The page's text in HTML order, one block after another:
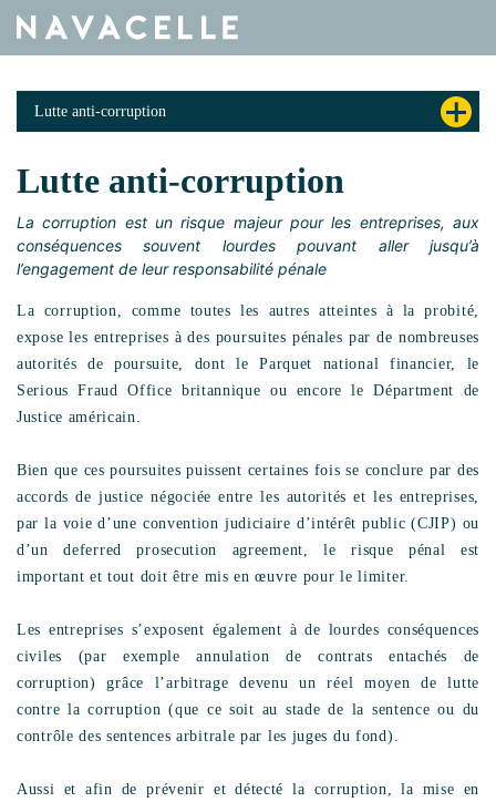
Lutte anti-corruption
Lutte anti-corruption
La corruption est un risque majeur pour les entreprises, aux
conséquences souvent lourdes pouvant aller jusqu’à
l’engagement de leur responsabilité pénale
La corruption, comme toutes les autres atteintes à la probité,
expose les entreprises à des poursuites pénales par de nombreuses
autorités de poursuite, dont le Parquet national financier, le
Serious Fraud Office britannique ou encore le Départment de
Justice américain.
Bien que ces poursuites puissent certaines fois se conclure par des
accords de justice négociée entre les autorités et les entreprises,
par la voie d’une convention judiciaire d’intérêt public (CJIP) ou
d’un deferred prosecution agreement, le risque pénal est
important et tout doit être mis en œuvre pour le limiter.
Les entreprises s’exposent également à de lourdes conséquences
civiles (par exemple annulation de contrats entachés de
corruption) grâce l’arbitrage devenu un réel moyen de lutte
contre la corruption (que ce soit au stade de la sentence ou du
contrôle des sentences arbitrale par les juges du fond).
Aussi et afin de prévenir et détecté la corruption, la mise en